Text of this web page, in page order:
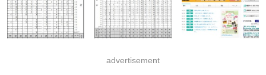
advertisement